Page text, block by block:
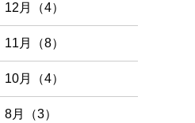
12月（4）
11月（8）
10月（4）
8月（3）